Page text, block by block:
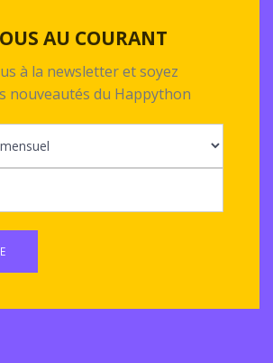
AU COURANT
à la newsletter et soyez
nouveautés du Happython